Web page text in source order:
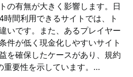
の有無が大きく影響します。日
間利用できるサイトでは、ト
いです。また、あるプレイヤー
件が低く現金化しやすいサイト
を確保したケースがあり、規約
重要性を示しています。…